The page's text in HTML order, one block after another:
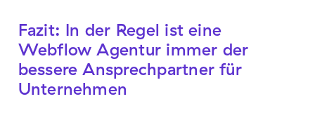
Fazit: In der Regel ist eine
Webflow Agentur immer der
bessere Ansprechpartner für
Unternehmen